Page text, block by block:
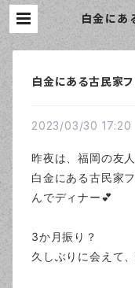
白金にあ
てディナ
の
白金にある古民家
2023/03/30 17:20
昨夜は、福岡の友
白金にある古民家
んでディナー💕
3か月振り？
久しぶりに会えて